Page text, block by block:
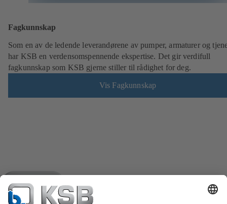
Fagkunnskap
Som en av de ledende leverandørene av pumper, armaturer og
har KSB en verdensomspennende ekspertise. Det gir verdifull
fagkunnskap som KSB gjerne stiller til rådighet for deg.
Vis Fagkunnskap